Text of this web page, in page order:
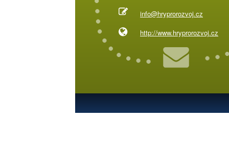
info@hryprorozvoj.cz
http://www.hryprorozvoj.cz